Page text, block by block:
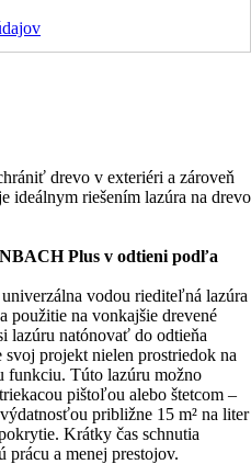
drevo v exteriéri a zároveň
ideálnym riešením lazúra na drevo
Plus v odtieni podľa
vodou riediteľná lazúra
použitie na vonkajšie drevené
lazúru natónovať do odtieňa
projekt nielen prostriedok na
funkciu. Túto lazúru možno
pištoľou alebo štetcom –
približne 15 m² na liter
Krátky čas schnutia
prácu a menej prestojov.